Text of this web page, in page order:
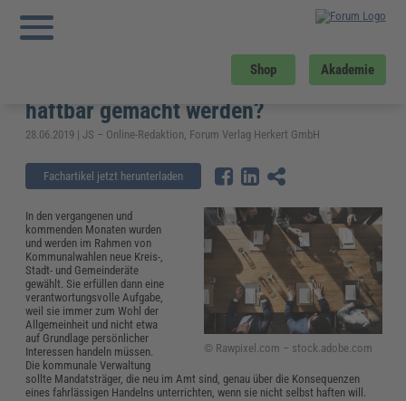
Shop Akademie
Sie sind hier:
Gemeinderat: Welche
Pflichten haben Mandatsträger und wann können sie haftbar gemacht werden?
Gemeinderat: Welche Pflichten haben
Mandatsträger und wann können sie
haftbar gemacht werden?
28.06.2019 | JS – Online-Redaktion, Forum Verlag Herkert GmbH
Fachartikel jetzt herunterladen
© Rawpixel.com – stock.adobe.com
In den vergangenen und
kommenden Monaten wurden
und werden im Rahmen von
Kommunalwahlen neue Kreis-,
Stadt- und Gemeinderäte
gewählt. Sie erfüllen dann eine
verantwortungsvolle Aufgabe,
weil sie immer zum Wohl der
Allgemeinheit und nicht etwa
auf Grundlage persönlicher
Interessen handeln müssen.
Die kommunale Verwaltung
sollte Mandatsträger, die neu im Amt sind, genau über die Konsequenzen
eines fahrlässigen Handelns unterrichten, wenn sie nicht selbst haften will.